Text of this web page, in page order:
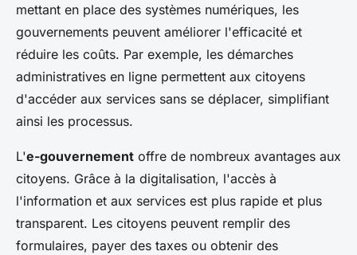
mettant en place des systèmes numériques, les
gouvernements peuvent améliorer l'efficacité et
réduire les coûts. Par exemple, les démarches
administratives en ligne permettent aux citoyens
d'accéder aux services sans se déplacer, simplifiant
ainsi les processus.
L'e-gouvernement offre de nombreux avantages aux
citoyens. Grâce à la digitalisation, l'accès à
l'information et aux services est plus rapide et plus
transparent. Les citoyens peuvent remplir des
formulaires, payer des taxes ou obtenir des